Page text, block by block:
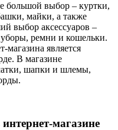
большой выбор – куртки,
майки, а также
выбор аксессуаров –
ремни и кошельки.
является
В магазине
шапки и шлемы,
магазине